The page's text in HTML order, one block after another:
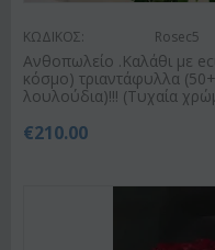
ΚΩΔΙΚΟΣ: Rosec5
Ανθοπωλείο .Καλάθι με
κόσμο) τριαντάφυλλα
λουλούδια)!!! (Τυχαία
€210.00